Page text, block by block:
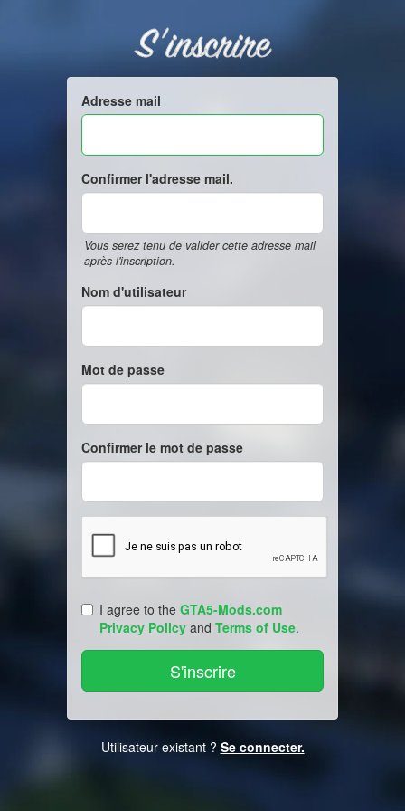
S'inscrire
Adresse mail
Confirmer l'adresse mail.
Vous serez tenu de valider cette adresse mail
après l'inscription.
Nom d'utilisateur
Mot de passe
Confirmer le mot de passe
I agree to the GTA5-Mods.com
Privacy Policy and Terms of Use.
Utilisateur existant ? Se connecter.